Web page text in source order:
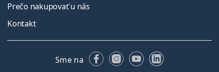
Prečo nakupovať u nás
Kontakt
Sme na FacebookuInstagrame
YouTubeLinkedIn